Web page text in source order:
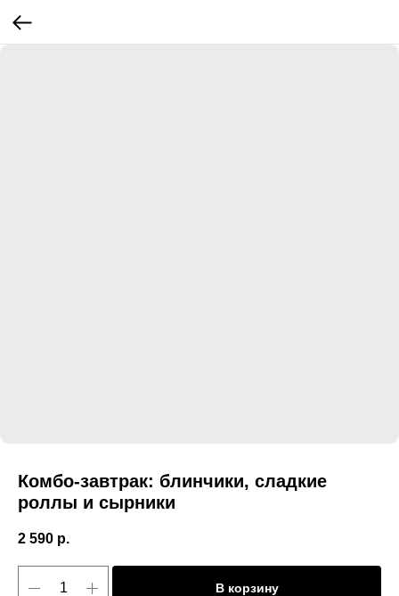
Комбо-завтрак: блинчики, сладкие
роллы и сырники
2 590 р.
В корзину